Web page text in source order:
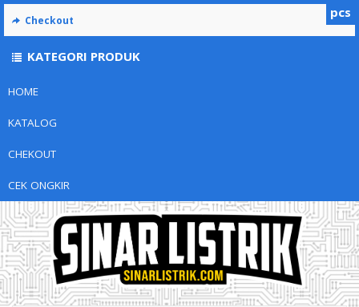
HOME
KATALOG
CHEKOUT
CEK ONGKIR
pcs
Checkout
KATEGORI PRODUK